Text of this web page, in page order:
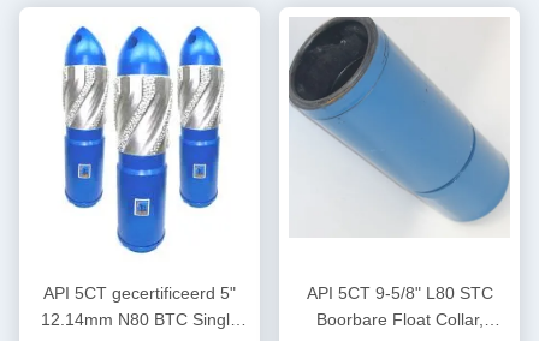
API 5CT gecertificeerd 5"
12.14mm N80 BTC Single
API 5CT 9-5/8" L80 STC
Boorbare Float Collar,